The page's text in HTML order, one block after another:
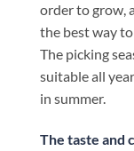
order to grow,
the best way
The picking
suitable all
in summer.
The taste and